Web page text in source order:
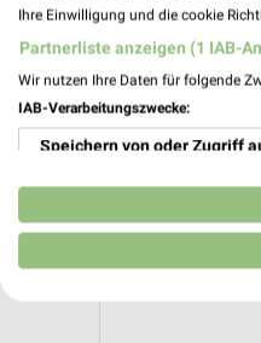
Ihre Einwilligung und die cookie
Partnerliste anzeigen (1 IAB-
Wir nutzen Ihre Daten für folgende
IAB-Verarbeitungszwecke:
Speichern von oder Zugriff
Verwendung reduzierter
Erstellung von Profilen für